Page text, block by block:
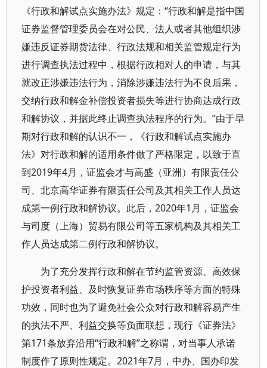
《行政和解试点实施办法》规定：“行政和解是指中国
证券监督管理委员会在对公民、法人或者其他组织涉
嫌违反证券期货法律、行政法规和相关监管规定行为
进行调查执法过程中，根据行政相对人的申请，与其
就改正涉嫌违法行为，消除涉嫌违法行为不良后果，
交纳行政和解金补偿投资者损失等进行协商达成行政
和解协议，并据此终止调查执法程序的行为。”由于早
期对行政和解的认识不一，《行政和解试点实施办
法》对行政和解的适用条件做了严格限定，以致于直
到2019年4月，证监会才与高盛（亚洲）有限责任公
司、北京高华证券有限责任公司及其相关工作人员达
成第一例行政和解协议。此后，2020年1月，证监会
与司度（上海）贸易有限公司等五家机构及其相关工
作人员达成第二例行政和解协议。
为了充分发挥行政和解在节约监管资源、高效保
护投资者利益、及时恢复证券市场秩序等方面的特殊
功效，同时也为了避免社会公众对行政和解容易产生
的执法不严、利益交换等负面联想，现行《证券法》
第171条放弃沿用“行政和解”之称谓，对当事人承诺
制度作了原则性规定。2021年7月，中办、国办印发